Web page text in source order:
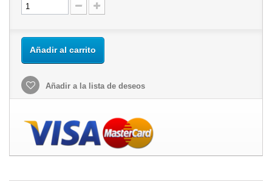
Añadir al carrito
Añadir a la lista de deseos